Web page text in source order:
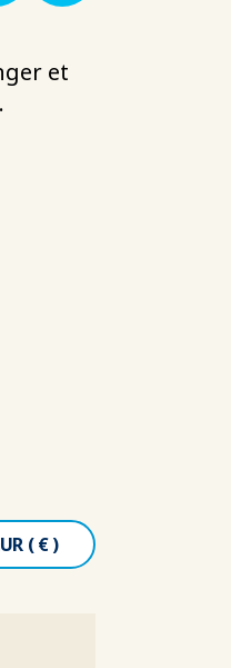
et